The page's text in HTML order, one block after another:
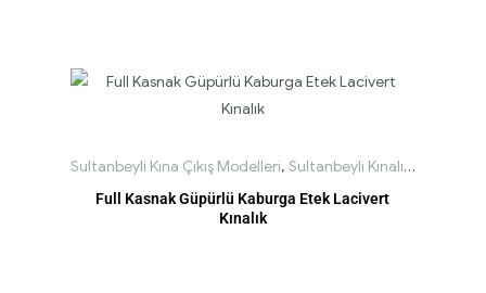
Sultanbeyli Kına Çıkış Modelleri, Sultanbeyli Kınalık Modelleri
Full Kasnak Güpürlü Kaburga Etek Lacivert
Kınalık